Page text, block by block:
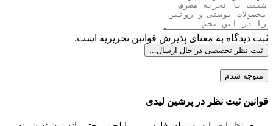
ثبت دیدگاه به معنای پذیرش قوانین تحریریه است.
ثبت نظر تخصصی در حال ارسال...
متوجه شدم
قوانین ثبت نظر در پرشین لیدی